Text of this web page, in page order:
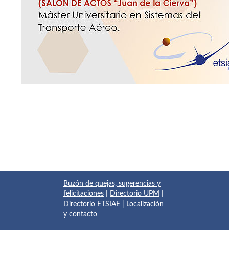
Buzón de quejas, sugerencias y
felicitaciones
Directorio UPM
Directorio ETSIAE
Localización
y contacto